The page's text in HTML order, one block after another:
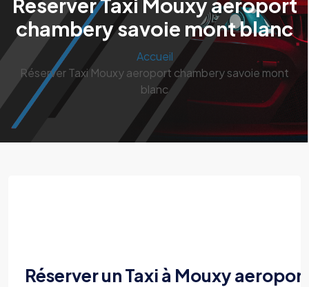
chambery savoie mont blanc
Accueil
Réserver Taxi Mouxy aeroport chambery savoie mont
blanc
Réserver un Taxi à Mouxy